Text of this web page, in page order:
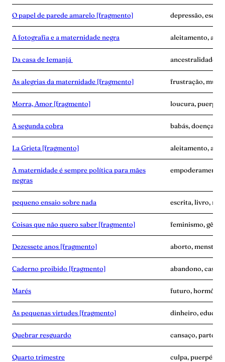
O papel de parede amarelo [fragmento] depressão,
A fotografia e a maternidade negra aleitamento,
Da casa de Iemanjá ancestralidade,
As alegrias da maternidade [fragmento] frustração,
Morra, Amor [fragmento] loucura,
A segunda cobra babás, doença,
La Grieta [fragmento] aleitamento, avó,
A maternidade é sempre política para mães
negras
pequeno ensaio sobre nada escrita, livro,
Coisas que não quero saber [fragmento] feminismo,
Dezessete anos [fragmento] aborto,
Caderno proibido [fragmento] abandono,
Marés futuro,
As pequenas virtudes [fragmento] dinheiro,
Quebrar resguardo cansaço, parto,
Quarto trimestre culpa, puerpério,